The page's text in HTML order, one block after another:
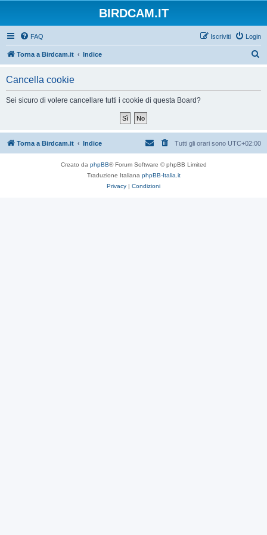
BIRDCAM.IT
FAQ Login
Iscriviti
Torna a Birdcam.it Indice
Cancella cookie
Sei sicuro di volere cancellare tutti i cookie di questa Board?
Torna a Birdcam.it Indice Tutti gli orari sono UTC+02:00
Creato da phpBB® Forum Software © phpBB Limited
Traduzione Italiana phpBB-Italia.it
Privacy | Condizioni